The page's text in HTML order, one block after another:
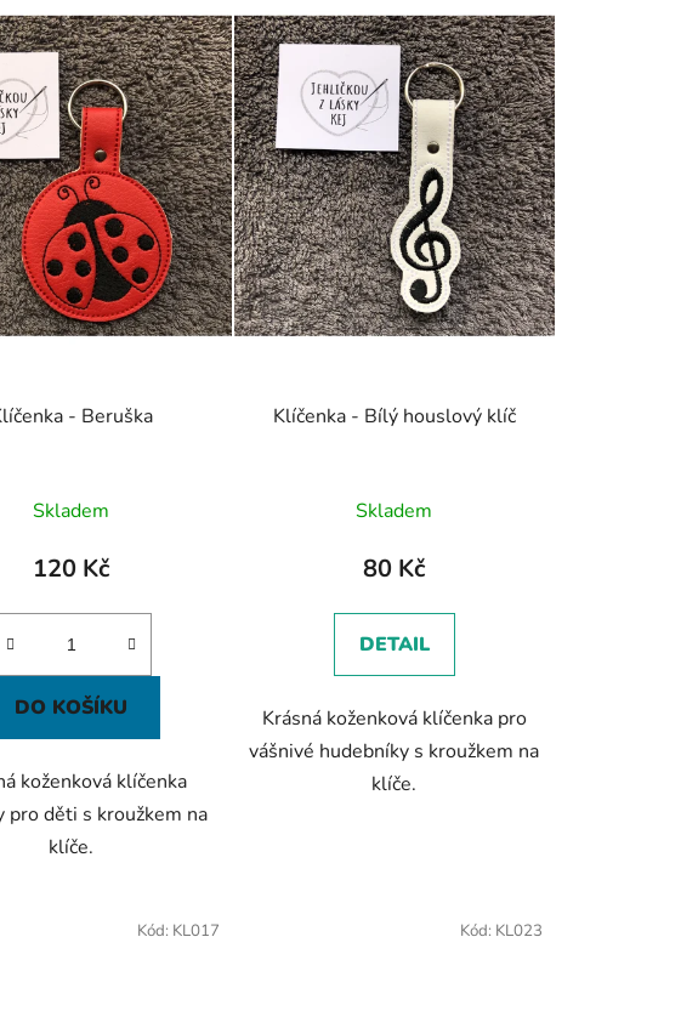
í
o
d
u
k
t
ů
- Beruška
Skladem
120 Kč
DO KOŠÍKU
koženková klíčenka
pro děti s kroužkem na
klíče.
Klíčenka - Bílý houslový klíč
Skladem
80 Kč
DETAIL
Krásná koženková klíčenka pro
vášnivé hudebníky s kroužkem na
klíče.
Kód: KL017 Kód: KL023